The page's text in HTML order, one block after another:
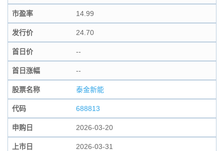
市盈率 14.99
发行价 24.70
首日价 --
首日涨幅 --
股票名称 泰金新能
代码 688813
申购日 2026-03-20
上市日 2026-03-31